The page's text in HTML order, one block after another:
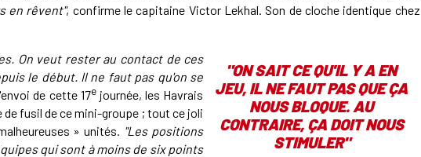
en rêvent", confirme le capitaine Victor Lekhal. Son de cloche identique chez
"ON SAIT CE QU'IL Y A EN
JEU, IL NE FAUT PAS QUE ÇA
NOUS BLOQUE. AU
CONTRAIRE, ÇA DOIT NOUS
STIMULER"
On veut rester au contact de ces
le début. Il ne faut pas qu'on se
de cette 17ejournée, les Havrais
fusil de ce mini-groupe ; tout ce joli
» unités. "Les positions
qui sont à moins de six points